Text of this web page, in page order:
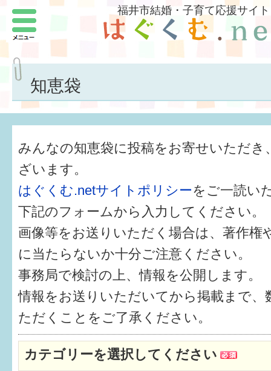
福井市結婚・子育て応援サイト
知恵袋
みんなの知恵袋に投稿をお寄せいただき
ざいます。
はぐくむ.netサイトポリシーをご一読い
下記のフォームから入力してください。
画像等をお送りいただく場合は、著作権
に当たらないか十分ご注意ください。
事務局で検討の上、情報を公開します。
情報をお送りいただいてから掲載まで、
ただくことをご了承ください。
カテゴリーを選択してください
メニュー
結婚したい
子どもがほしい
福井の子育て環境
子どもを育てよう
もしものときの緊急連絡先
届出・手当・助成
健診・予防接種
仲間づくり・遊び場
子どもを預けたい
入園・入学